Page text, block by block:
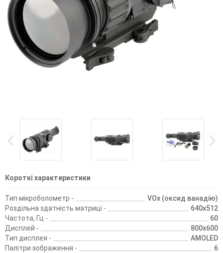
Короткі характеристики
Тип мікроболометр -
VOx (оксид ванадію)
Роздільна здатність матриці -
640x512
Частота, Гц -
60
Дисплей -
800х600
Тип дисплея -
AMOLED
Палітри зображення -
6